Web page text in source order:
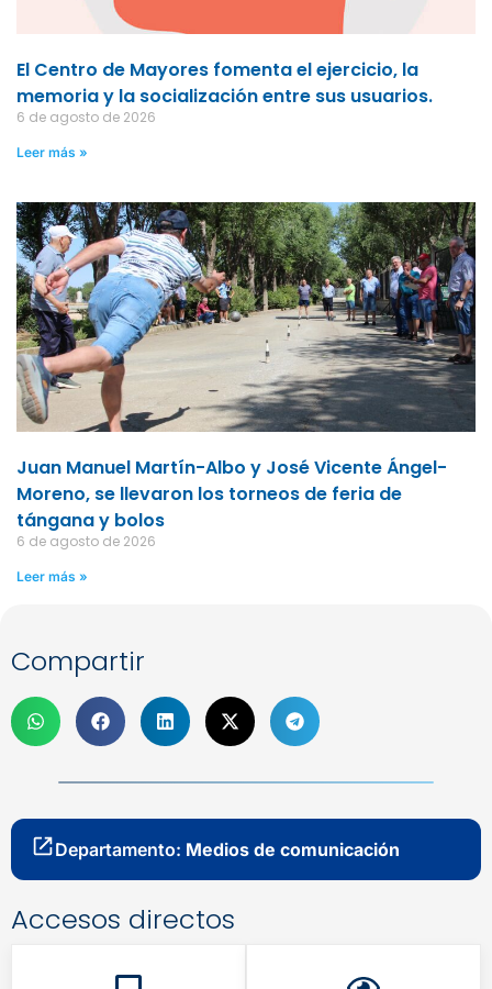
El Centro de Mayores fomenta el ejercicio, la
memoria y la socialización entre sus usuarios.
6 de agosto de 2026
Leer más »
Juan Manuel Martín-Albo y José Vicente Ángel-
Moreno, se llevaron los torneos de feria de
tángana y bolos
6 de agosto de 2026
Leer más »
Compartir
Departamento: Medios de comunicación
Accesos directos